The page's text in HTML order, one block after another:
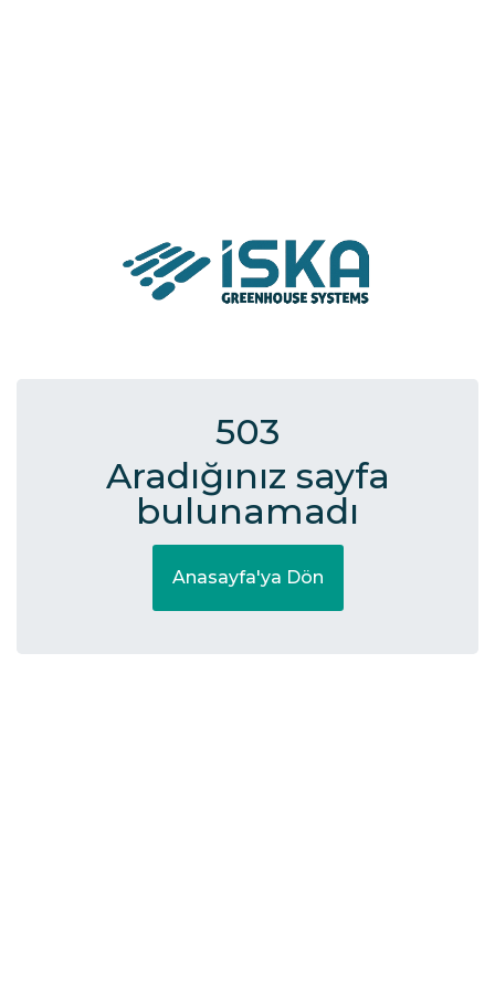
503
Aradığınız sayfa
bulunamadı
Anasayfa'ya Dön